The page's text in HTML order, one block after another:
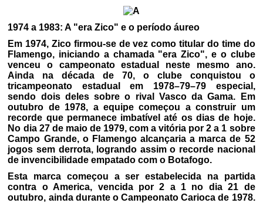
1974 a 1983: A "era Zico" e o período áureo
Em 1974, Zico firmou-se de vez como titular do time do
Flamengo, iniciando a chamada "era Zico", e o clube
venceu o campeonato estadual neste mesmo ano.
Ainda na década de 70, o clube conquistou o
tricampeonato estadual em 1978–79–79 especial,
sendo dois deles sobre o rival Vasco da Gama. Em
outubro de 1978, a equipe começou a construir um
recorde que permanece imbatível até os dias de hoje.
No dia 27 de maio de 1979, com a vitória por 2 a 1 sobre
Campo Grande, o Flamengo alcançaria a marca de 52
jogos sem derrota, logrando assim o recorde nacional
de invencibilidade empatado com o Botafogo.
Esta marca começou a ser estabelecida na partida
contra o America, vencida por 2 a 1 no dia 21 de
outubro, ainda durante o Campeonato Carioca de 1978.